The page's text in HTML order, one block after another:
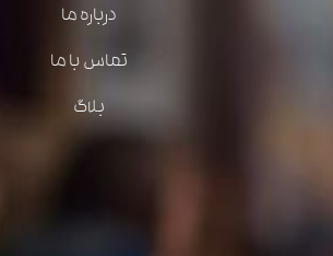
درباره ما
تماس با ما
بلاگ